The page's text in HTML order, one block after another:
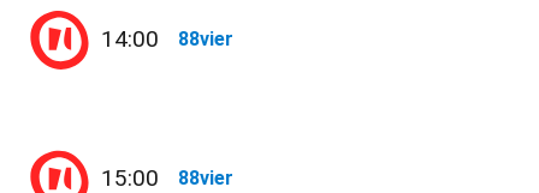
14:00 88vier
15:00 88vier